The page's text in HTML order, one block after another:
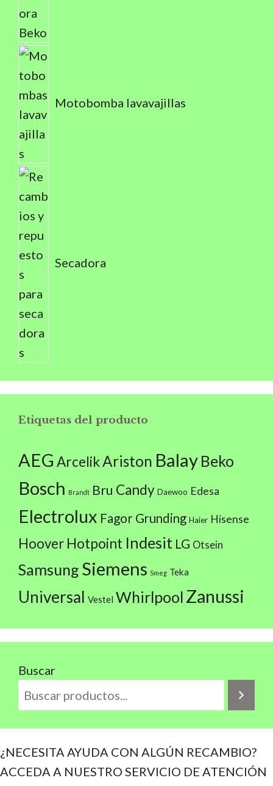
Motobomba lavavajillas
Secadora
Etiquetas del producto
AEG ArcelikAriston Balay Beko
Bosch Brandt Bru Candy Daewoo Edesa
Electrolux Fagor Grunding Haier Hisense
Hoover Hotpoint Indesit LG Otsein
Samsung Siemens Smeg Teka
Universal Vestel Whirlpool Zanussi
Buscar
¿NECESITA AYUDA CON ALGÚN RECAMBIO?
ACCEDA A NUESTRO SERVICIO DE ATENCIÓN